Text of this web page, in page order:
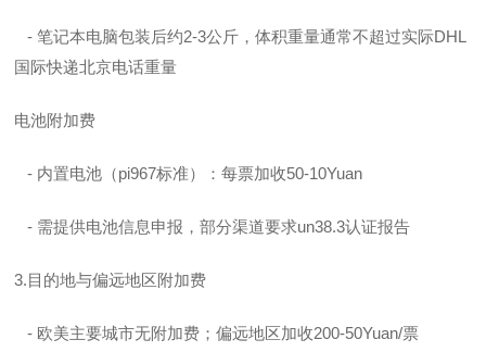
- 笔记本电脑包装后约2-3公斤，体积重量通常不超过实际DHL
国际快递北京电话重量
电池附加费
- 内置电池（pi967标准）：每票加收50-10Yuan
- 需提供电池信息申报，部分渠道要求un38.3认证报告
3.目的地与偏远地区附加费
- 欧美主要城市无附加费；偏远地区加收200-50Yuan/票